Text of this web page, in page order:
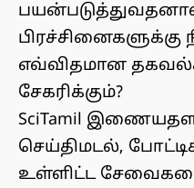
பிரச்சினைகளுக்கு
எவ்விதமான
சேகரிக்கும்?
SciTamil
செய்திமடல்,
உள்ளிட்ட